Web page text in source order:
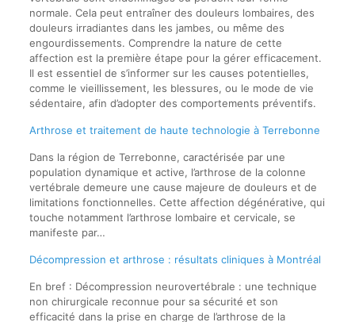
normale. Cela peut entraîner des douleurs lombaires, des
douleurs irradiantes dans les jambes, ou même des
engourdissements. Comprendre la nature de cette
affection est la première étape pour la gérer efficacement.
Il est essentiel de s’informer sur les causes potentielles,
comme le vieillissement, les blessures, ou le mode de vie
sédentaire, afin d’adopter des comportements préventifs.
Arthrose et traitement de haute technologie à Terrebonne
Dans la région de Terrebonne, caractérisée par une
population dynamique et active, l’arthrose de la colonne
vertébrale demeure une cause majeure de douleurs et de
limitations fonctionnelles. Cette affection dégénérative, qui
touche notamment l’arthrose lombaire et cervicale, se
manifeste par…
Décompression et arthrose : résultats cliniques à Montréal
En bref : Décompression neurovertébrale : une technique
non chirurgicale reconnue pour sa sécurité et son
efficacité dans la prise en charge de l’arthrose de la